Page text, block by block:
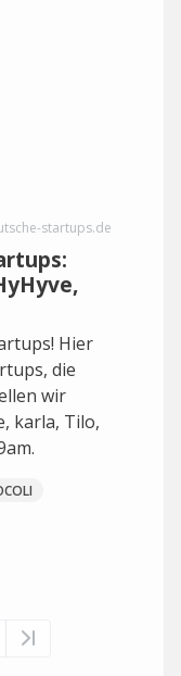
startups.de
Hier
die
wir
karla, Tilo,